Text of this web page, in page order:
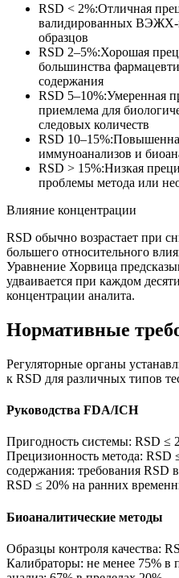
RSD < 2%:Отличная
валидированных ВЭЖХ-
образцов
RSD 2–5%:Хорошая
большинства
содержания
RSD 5–10%:Умеренная
приемлема для
следовых количеств
RSD 10–15%:
иммуноанализов и
RSD > 15%:Низкая
проблемы метода или
Влияние концентрации
RSD обычно возрастает при
большего относительного
Уравнение Хорвица
удваивается при каждом
концентрации аналита.
Нормативные
Регуляторные органы
к RSD для различных типов
Руководства FDA/ICH
Пригодность системы: RSD ≤
Прецизионность метода: RSD
содержания: требования RSD
RSD ≤ 20% на ранних
Биоаналитические методы
Образцы контроля качества:
Калибраторы: не менее 75% в